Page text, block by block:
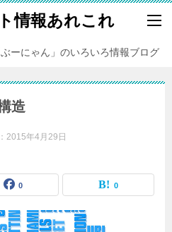
情報あれこれ
ーにゃん」のいろいろ情報ブログ
造
2015年4月29日
0 0